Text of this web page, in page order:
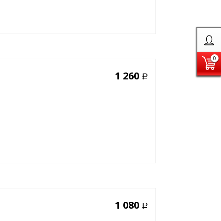
0
1 260 Р
1 080 Р